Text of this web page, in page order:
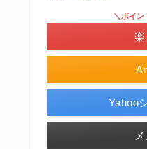
＼ポイン
Yahoo